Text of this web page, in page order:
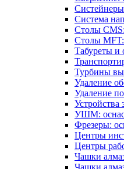
Система
Столы
Столы MFT:
Табуреты и
Турбины
Удаление
Удаление
Устройства
УШМ:
Фрезеры:
Центры
Центры
Чашки
Чашки